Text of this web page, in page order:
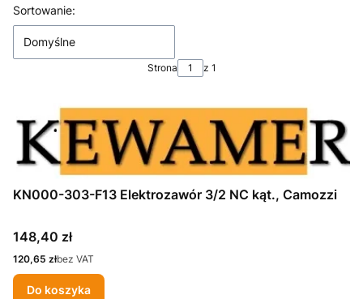
Lista produktów
Sortowanie:
Domyślne
Strona z 1
KN000-303-F13 Elektrozawór 3/2 NC kąt., Camozzi
Cena
148,40 zł
Cena
120,65 złbez VAT
Do koszyka